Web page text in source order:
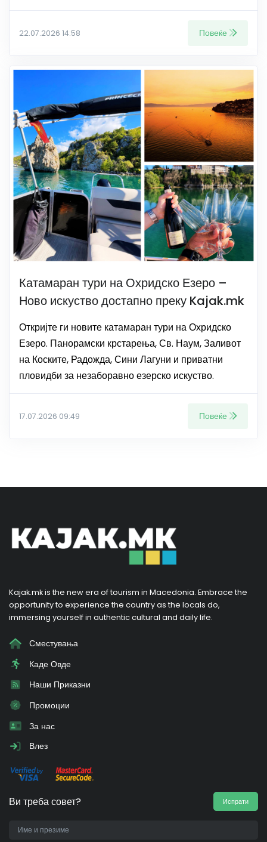
22.07.2026 14:58 Повеќе
Катамаран тури на Охридско Езеро –
Ново искуство достапно преку Kajak.mk
Откријте ги новите катамаран тури на Охридско
Езеро. Панорамски крстарења, Св. Наум, Заливот
на Коските, Радожда, Сини Лагуни и приватни
пловидби за незаборавно езерско искуство.
17.07.2026 09:49 Повеќе
Kajak.mk is the new era of tourism in Macedonia. Embrace the
opportunity to experience the country as the locals do,
immersing yourself in authentic cultural and daily life.
Сместувања
Каде Овде
Наши Приказни
Промоции
За нас
Влез
Ви треба совет? Испрати